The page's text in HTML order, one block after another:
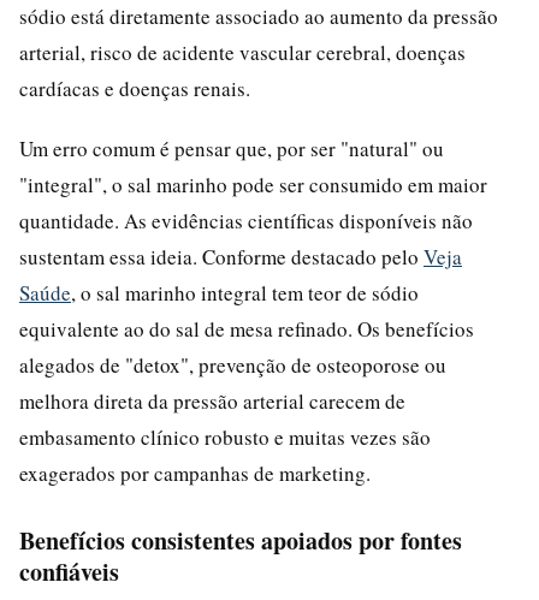
sódio está diretamente associado ao aumento da pressão
arterial, risco de acidente vascular cerebral, doenças
cardíacas e doenças renais.
Um erro comum é pensar que, por ser "natural" ou
"integral", o sal marinho pode ser consumido em maior
quantidade. As evidências científicas disponíveis não
sustentam essa ideia. Conforme destacado pelo Veja
Saúde, o sal marinho integral tem teor de sódio
equivalente ao do sal de mesa refinado. Os benefícios
alegados de "detox", prevenção de osteoporose ou
melhora direta da pressão arterial carecem de
embasamento clínico robusto e muitas vezes são
exagerados por campanhas de marketing.
Benefícios consistentes apoiados por fontes
confiáveis